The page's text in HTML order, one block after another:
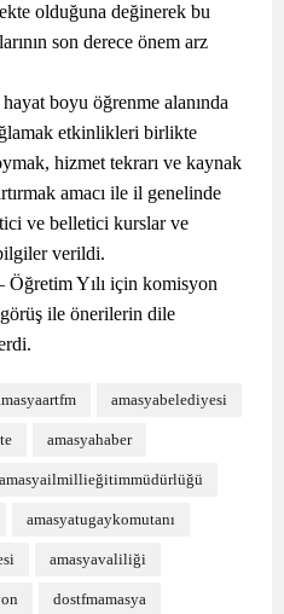
olduğuna değinerek bu
son derece önem arz
boyu öğrenme alanında
etkinlikleri birlikte
hizmet tekrarı ve kaynak
amacı ile il genelinde
ve belletici kurslar ve
verildi.
Öğretim Yılı için komisyon
görüş ile önerilerin dile
amasyabelediyesi
amasyahaber
amasyailmillieğitimmüdürlüğü
amasyatugaykomutanı
amasyavaliliği
dostfmamasya